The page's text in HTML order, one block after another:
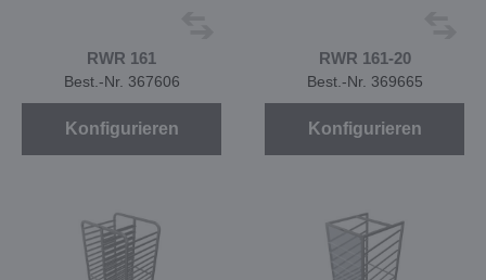
RWR 161
Best.-Nr. 367606
Konfigurieren
RWR 161-20
Best.-Nr. 369665
Konfigurieren